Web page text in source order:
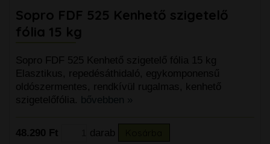
Sopro FDF 525 Kenhető szigetelő
fólia 15 kg
Sopro FDF 525 Kenhető szigetelő fólia 15 kg
Elasztikus, repedésáthidaló, egykomponensű
oldószermentes, rendkívül rugalmas, kenhető
szigetelőfólia. bővebben »
48.290 Ft darab